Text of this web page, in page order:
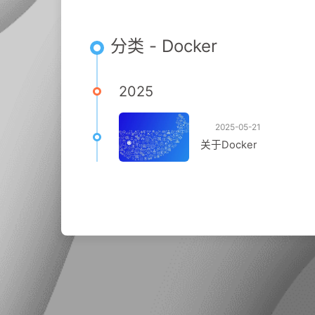
分类 - Docker
2025
2025-05-21
关于Docker